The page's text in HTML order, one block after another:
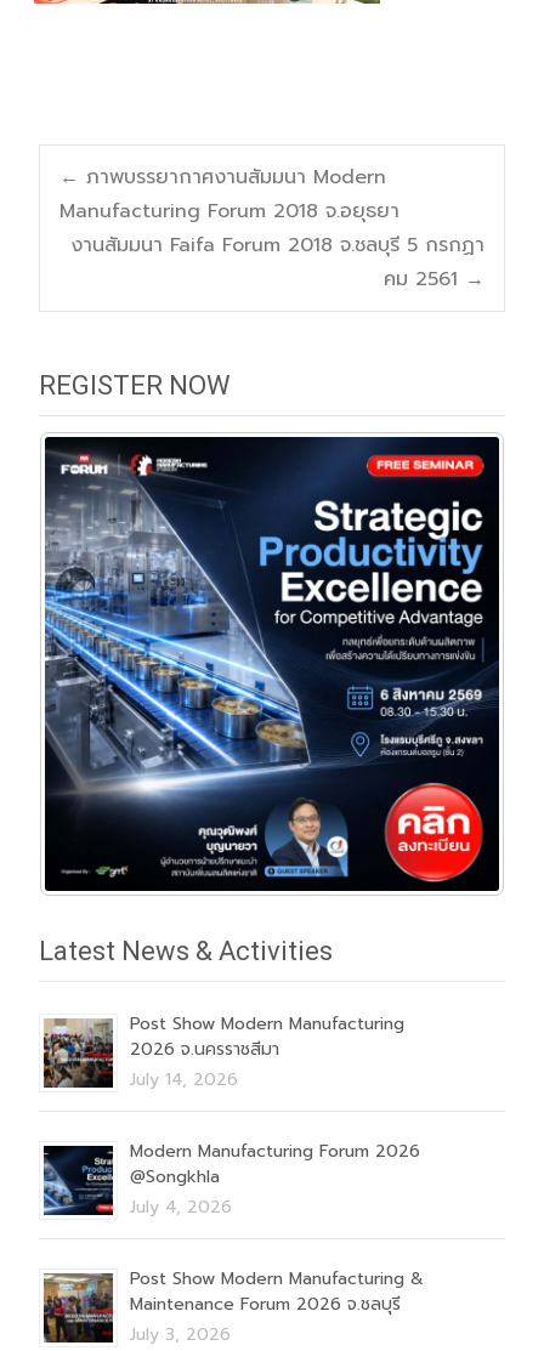
Post
navigation
← ภาพบรรยากาศงานสัมมนา Modern
Manufacturing Forum 2018 จ.อยุธยา
งานสัมมนา Faifa Forum 2018 จ.ชลบุรี 5 กรกฏา
คม 2561 →
REGISTER NOW
Latest News & Activities
Post Show Modern Manufacturing
2026 จ.นครราชสีมา
July 14, 2026
Modern Manufacturing Forum 2026
@Songkhla
July 4, 2026
Post Show Modern Manufacturing &
Maintenance Forum 2026 จ.ชลบุรี
July 3, 2026